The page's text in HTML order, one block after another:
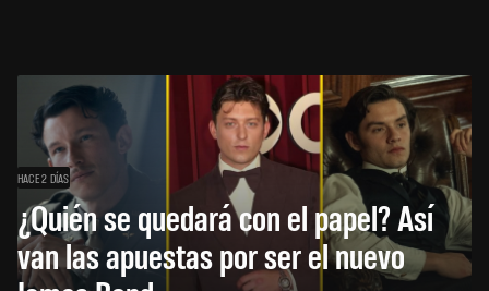
HACE 2 DÍAS
¿Quién se quedará con el papel? Así
van las apuestas por ser el nuevo